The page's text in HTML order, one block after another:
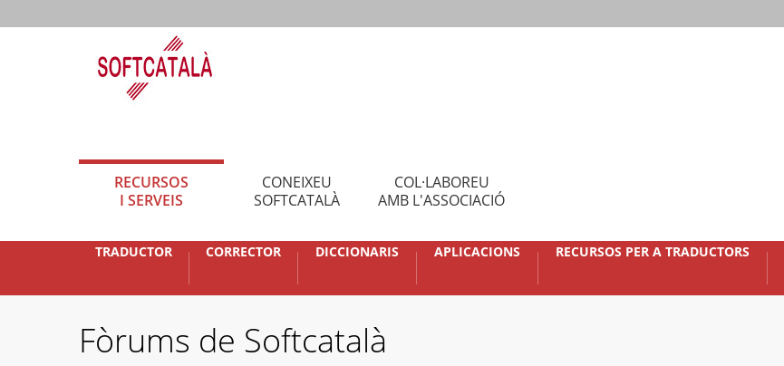
RECURSOS
I SERVEIS
CONEIXEU
SOFTCATALÀ
COL·LABOREU
AMB L'ASSOCIACIÓ
TRADUCTOR CORRECTOR DICCIONARIS APLICACIONS RECURSOS PER A TRADUCTORS
Fòrums de Softcatalà